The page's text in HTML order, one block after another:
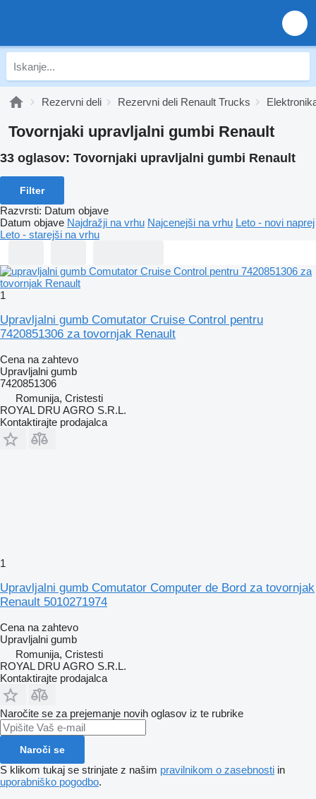
Rezervni deli Rezervni deli Renault Trucks
Tovornjaki upravljalni gumbi Renault
33 oglasov: Tovornjaki upravljalni gumbi Renault
Filter
Razvrsti: Datum objave
Datum objave Najdražji na vrhu Najcenejši na vrhu Leto - novi naprej
Leto - starejši na vrhu
1
Upravljalni gumb Comutator Cruise Control pentru
7420851306 za tovornjak Renault
Cena na zahtevo
Upravljalni gumb
7420851306
Romunija, Cristesti
ROYAL DRU AGRO S.R.L.
Kontaktirajte prodajalca
1
Upravljalni gumb Comutator Computer de Bord za tovornjak
Renault 5010271974
Cena na zahtevo
Upravljalni gumb
Romunija, Cristesti
ROYAL DRU AGRO S.R.L.
Kontaktirajte prodajalca
Naročite se za prejemanje novih oglasov iz te rubrike
Naroči se
S klikom tukaj se strinjate z našim pravilnikom o zasebnosti in
uporabniško pogodbo.